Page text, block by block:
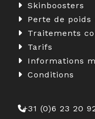
Skinboosters
Perte de
Traitements
Tarifs
Informations
Conditions
+31 (0)6 23 20